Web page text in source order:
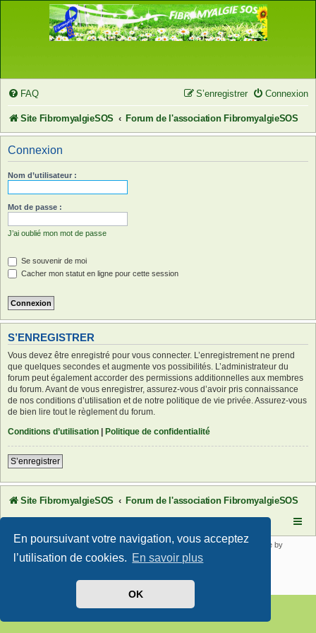
En poursuivant votre navigation, vous acceptez
l’utilisation de cookies. En savoir plus
OK
FAQ Connexion
S’enregistrer
Site FibromyalgieSOS Forum de l'association FibromyalgieSOS
Connexion
Nom d’utilisateur :
Mot de passe :
J’ai oublié mon mot de passe
Se souvenir de moi
Cacher mon statut en ligne pour cette session
S’ENREGISTRER
Vous devez être enregistré pour vous connecter. L’enregistrement ne prend
que quelques secondes et augmente vos possibilités. L’administrateur du
forum peut également accorder des permissions additionnelles aux membres
du forum. Avant de vous enregistrer, assurez-vous d’avoir pris connaissance
de nos conditions d’utilisation et de notre politique de vie privée. Assurez-vous
de bien lire tout le règlement du forum.
Conditions d’utilisation
Politique de confidentialité
S’enregistrer
Site FibromyalgieSOS Forum de l'association FibromyalgieSOS
Développé parphpBB® Forum Software © phpBB Limited | SE Square by
PhpBB3 BBCodes
Confidentialité|Conditions